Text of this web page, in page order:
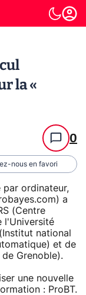
la «
0
nous en favori
par ordinateur,
a
(Centre
l'Université
national
et de
Grenoble).
une nouvelle
: ProBT.